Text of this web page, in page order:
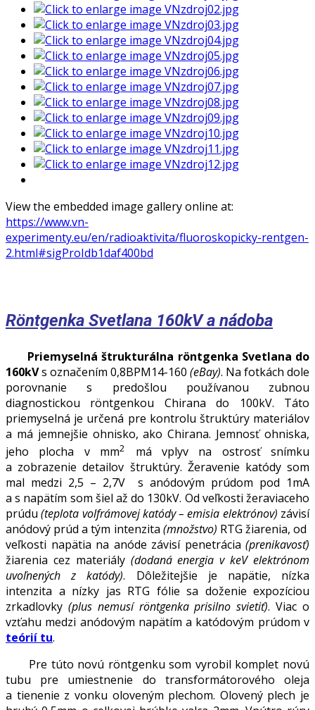
View the embedded image gallery online at:
https://www.vn-
experimenty.eu/en/radioaktivita/fluoroskopicky-rentgen-
2.html#sigProIdb1daf400bd
Röntgenka Svetlana 160kV a nádoba
Priemyselná štrukturálna röntgenka Svetlana do
160kVs označením 0,8BPM14-160 (eBay). Na fotkách dole
porovnanie s predošlou používanou zubnou
diagnostickou röntgenkou Chirana do 100kV. Táto
priemyselná je určená pre kontrolu štruktúry materiálov
a má jemnejšie ohnisko, ako Chirana. Jemnosť ohniska,
jeho plocha v mm2
má vplyv na ostrosť snímku
a zobrazenie detailov štruktúry. Žeravenie katódy som
mal medzi 2,5 – 2,7V s anódovým prúdom pod 1mA
a s napätím som šiel až do 130kV. Od veľkosti žeraviaceho
prúdu(teplota volfrámovej katódy – emisia elektrónov) závisí
anódový prúd a tým intenzita (množstvo) RTG žiarenia, od
veľkosti napätia na anóde závisí penetrácia (prenikavosť)
žiarenia cez materiály (dodaná energia v keV elektrónom
uvoľnených z katódy). Dôležitejšie je napätie, nízka
intenzita a nízky jas RTG fólie sa doženie expozíciou
zrkadlovky (plus nemusí röntgenka prisilno svietiť). Viac o
vzťahu medzi anódovým napätím a katódovým prúdom v
teórií tu.
Pre túto novú röntgenku som vyrobil komplet novú
tubu pre umiestnenie do transformátorového oleja
a tienenie z vonku oloveným plechom. Olovený plech je